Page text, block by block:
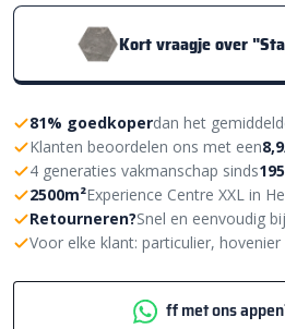
Kort vraagje over
81% goedkoperdan het
Klanten beoordelen ons met een
4 generaties vakmanschap sinds
2500m²Experience Centre XXL in
Retourneren?Snel en eenvoudig
Voor elke klant: particulier,
ff met ons